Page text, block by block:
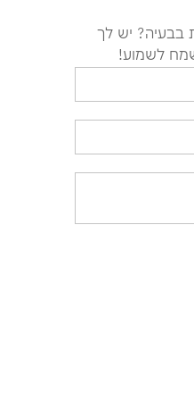
בבעיה? יש לך
לשמוע!